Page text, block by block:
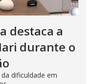
destaca a
durante o
dificuldade em